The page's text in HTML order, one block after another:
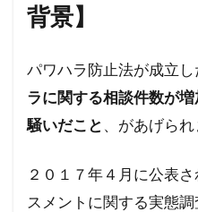
背景】
パワハラ防止法が成立
ラに関する相談件数が増
騒いだこと、があげられ
２０１７年４月に公表
スメントに関する実態